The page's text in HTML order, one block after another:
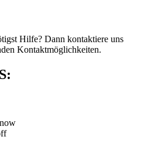
Hilfe? Dann kontaktiere uns
Kontaktmöglichkeiten.